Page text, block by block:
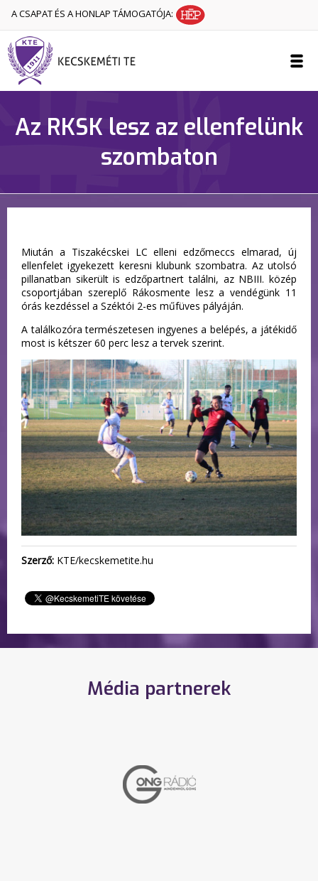
A CSAPAT ÉS A HONLAP TÁMOGATÓJA:
Az RKSK lesz az ellenfelünk
szombaton
Miután a Tiszakécskei LC elleni edzőmeccs elmarad, új
ellenfelet igyekezett keresni klubunk szombatra. Az utolsó
pillanatban sikerült is edzőpartnert találni, az NBIII. közép
csoportjában szereplő Rákosmente lesz a vendégünk 11
órás kezdéssel a Széktói 2-es műfüves pályáján.
A találkozóra természetesen ingyenes a belépés, a játékidő
most is kétszer 60 perc lesz a tervek szerint.
Szerző: KTE/kecskemetite.hu
Média partnerek